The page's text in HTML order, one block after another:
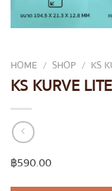
HOME / SHOP / KS
KS KURVE
฿590.00